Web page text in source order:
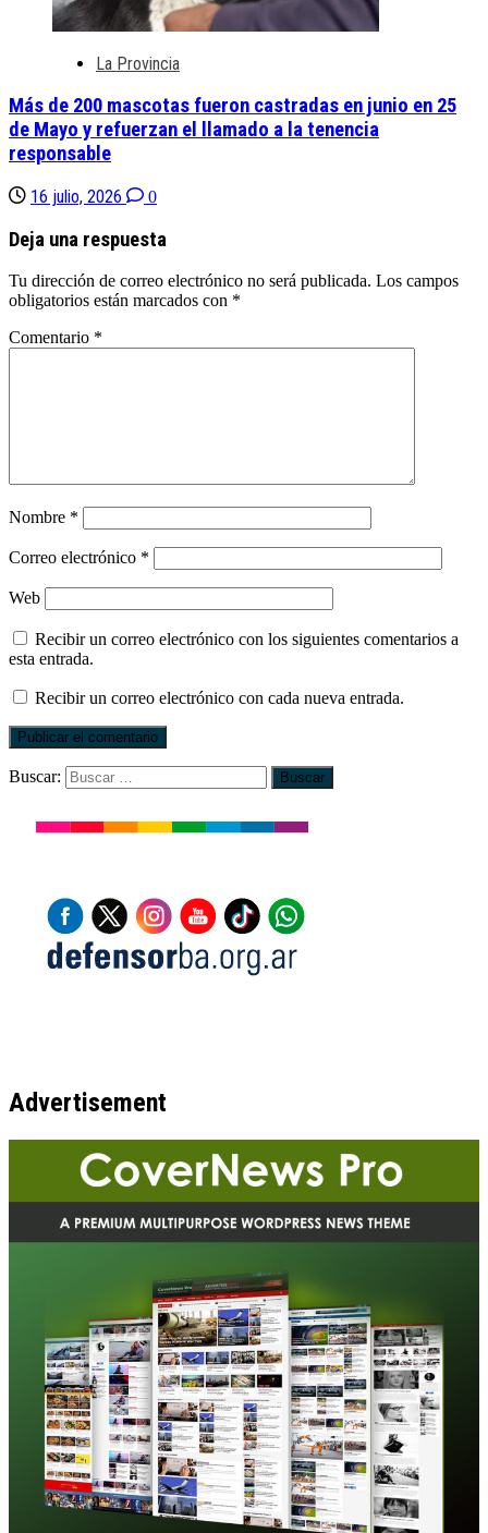
La Provincia
Más de 200 mascotas fueron castradas en junio en 25
de Mayo y refuerzan el llamado a la tenencia
responsable
16 julio, 2026 0
Deja una respuesta
Tu dirección de correo electrónico no será publicada. Los campos
obligatorios están marcados con *
Comentario *
Nombre *
Correo electrónico *
Web
Recibir un correo electrónico con los siguientes comentarios a
esta entrada.
Recibir un correo electrónico con cada nueva entrada.
Buscar:
Advertisement